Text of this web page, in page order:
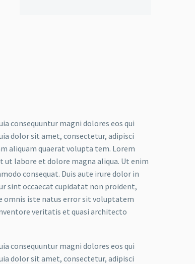
consequuntur magni dolores eos qui
dolor sit amet, consectetur, adipisci
aliquam quaerat volupta tem. Lorem
labore et dolore magna aliqua. Ut enim
consequat. Duis aute irure dolor in
sint occaecat cupidatat non proident,
omnis iste natus error sit voluptatem
veritatis et quasi architecto
consequuntur magni dolores eos qui
dolor sit amet, consectetur, adipisci